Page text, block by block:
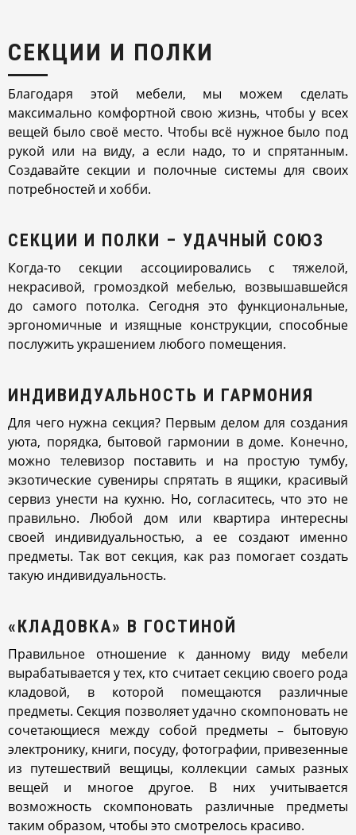
СЕКЦИИ И ПОЛКИ
Благодаря этой мебели, мы можем сделать
максимально комфортной свою жизнь, чтобы у всех
вещей было своё место. Чтобы всё нужное было под
рукой или на виду, а если надо, то и спрятанным.
Создавайте секции и полочные системы для своих
потребностей и хобби.
СЕКЦИИ И ПОЛКИ – УДАЧНЫЙ СОЮЗ
Когда-то секции ассоциировались с тяжелой,
некрасивой, громоздкой мебелью, возвышавшейся
до самого потолка. Сегодня это функциональные,
эргономичные и изящные конструкции, способные
послужить украшением любого помещения.
ИНДИВИДУАЛЬНОСТЬ И ГАРМОНИЯ
Для чего нужна секция? Первым делом для создания
уюта, порядка, бытовой гармонии в доме. Конечно,
можно телевизор поставить и на простую тумбу,
экзотические сувениры спрятать в ящики, красивый
сервиз унести на кухню. Но, согласитесь, что это не
правильно. Любой дом или квартира интересны
своей индивидуальностью, а ее создают именно
предметы. Так вот секция, как раз помогает создать
такую индивидуальность.
«КЛАДОВКА» В ГОСТИНОЙ
Правильное отношение к данному виду мебели
вырабатывается у тех, кто считает секцию своего рода
кладовой, в которой помещаются различные
предметы. Секция позволяет удачно скомпоновать не
сочетающиеся между собой предметы – бытовую
электронику, книги, посуду, фотографии, привезенные
из путешествий вещицы, коллекции самых разных
вещей и многое другое. В них учитывается
возможность скомпоновать различные предметы
таким образом, чтобы это смотрелось красиво.